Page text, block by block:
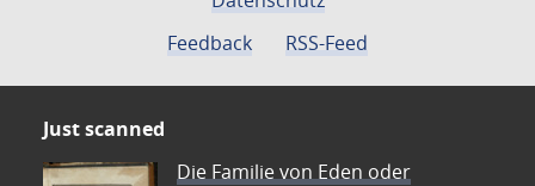
Feedback
RSS-Feed
Just scanned
Die Familie von Eden oder